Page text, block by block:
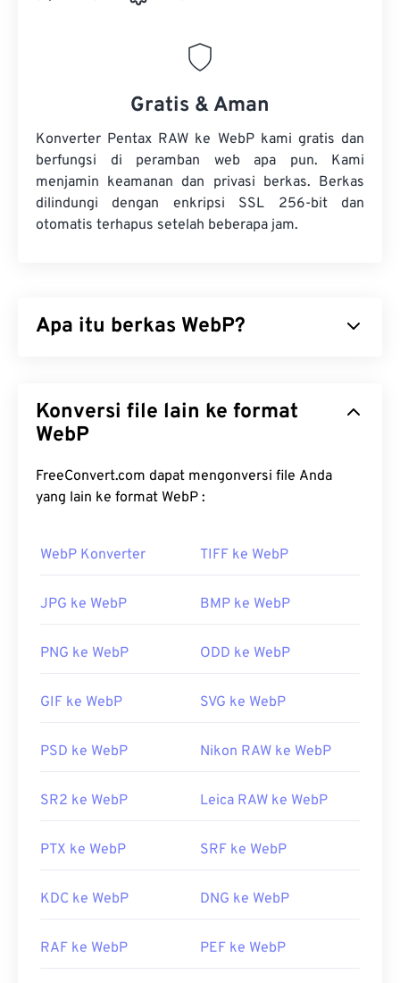
Gratis & Aman
Konverter Pentax RAW ke WebP kami gratis dan
berfungsi di peramban web apa pun. Kami
menjamin keamanan dan privasi berkas. Berkas
dilindungi dengan enkripsi SSL 256-bit dan
otomatis terhapus setelah beberapa jam.
Apa itu berkas WebP?
menghasilkan gambar yang ideal untuk halaman
web dan aplikasi seluler. Gambar WebP berukuran
(JPG)danPortable Network Graphics (PNG),
dengan kualitas visual yang serupa. Gambar WebP
WebP?
Program default untuk membuka WebP adalah
otomatis diGIMP Microsoft Paint. Selain
format WebP.
Pixelmatordan . Coba jugaCorel
Windows Photo Viewer
, danAdobe Photoshop
membuka WebP.
Rilis Awal:September 2010
Konversi file lain ke format
WebP
FreeConvert.com dapat mengonversi file Anda
yang lain ke format WebP :
WebP Konverter TIFF ke WebP
JPG ke WebP BMP ke WebP
PNG ke WebP ODD ke WebP
GIF ke WebP SVG ke WebP
PSD ke WebP Nikon RAW ke WebP
SR2 ke WebP Leica RAW ke WebP
PTX ke WebP SRF ke WebP
KDC ke WebP DNG ke WebP
RAF ke WebP PEF ke WebP